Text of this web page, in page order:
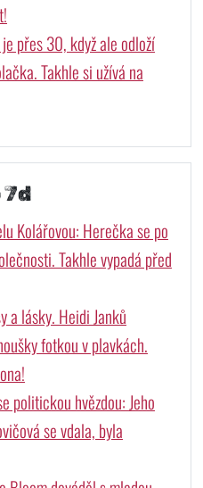
přes 30, když ale odloží
Takhle si užívá na
Kolářovou: Herečka se po
Takhle vypadá před
a lásky. Heidi Janků
fotkou v plavkách.
politickou hvězdou: Jeho
se vdala, byla